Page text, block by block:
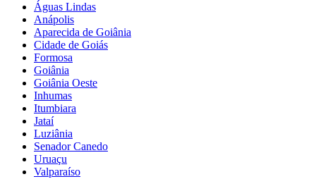
Águas Lindas
Anápolis
Aparecida de Goiânia
Cidade de Goiás
Formosa
Goiânia
Goiânia Oeste
Inhumas
Itumbiara
Jataí
Luziânia
Senador Canedo
Uruaçu
Valparaíso